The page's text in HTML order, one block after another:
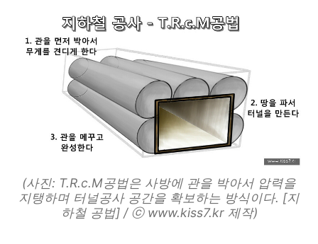
(사진: T.R.c.M공법은 사방에 관을 박아서 압력을
지탱하며 터널공사 공간을 확보하는 방식이다. [지
하철 공법] / ⓒ www.kiss7.kr 제작)